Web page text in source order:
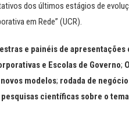
dos últimos estágios de
em Rede” (UCR).
e painéis de apresentações
e Escolas de Governo;
modelos; rodada de
científicas sobre o tema